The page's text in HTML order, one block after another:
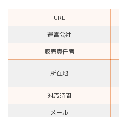
URL
運営会社
販売責任者
所在地
対応時間
メール